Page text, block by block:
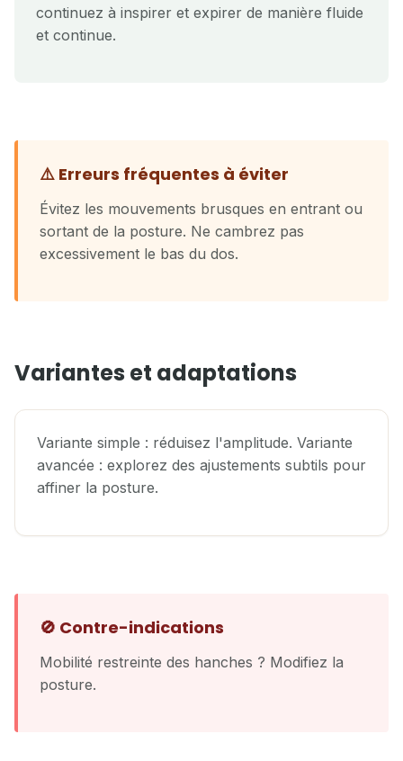
continuez à inspirer et expirer de manière fluide
et continue.
⚠️ Erreurs fréquentes à éviter
Évitez les mouvements brusques en entrant ou
sortant de la posture. Ne cambrez pas
excessivement le bas du dos.
Variantes et adaptations
Variante simple : réduisez l'amplitude. Variante
avancée : explorez des ajustements subtils pour
affiner la posture.
🚫 Contre-indications
Mobilité restreinte des hanches ? Modifiez la
posture.